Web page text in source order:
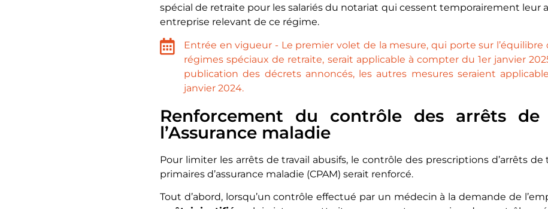
spécial de retraite pour les salariés du notariat qui cessent temporairement leur
entreprise relevant de ce régime.
Entrée en vigueur - Le premier volet de la mesure, qui porte sur
régimes spéciaux de retraite, serait applicable à compter du 1er janvier
publication des décrets annoncés, les autres mesures seraient
janvier 2024.
Renforcement du contrôle des arrêts
l’Assurance maladie
Pour limiter les arrêts de travail abusifs, le contrôle des prescriptions d’arrêts de
primaires d’assurance maladie (CPAM) serait renforcé.
Tout d’abord, lorsqu’un contrôle effectué par un médecin à la demande de